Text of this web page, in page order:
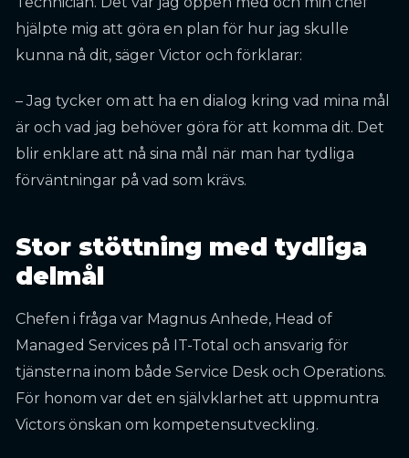
hjälpte mig att göra en plan för hur jag skulle
kunna nå dit, säger Victor och förklarar:
– Jag tycker om att ha en dialog kring vad mina mål
är och vad jag behöver göra för att komma dit. Det
blir enklare att nå sina mål när man har tydliga
förväntningar på vad som krävs.
Stor stöttning med tydliga
delmål
Chefen i fråga var Magnus Anhede, Head of
Managed Services på IT-Total och ansvarig för
tjänsterna inom både Service Desk och Operations.
För honom var det en självklarhet att uppmuntra
Victors önskan om kompetensutveckling.